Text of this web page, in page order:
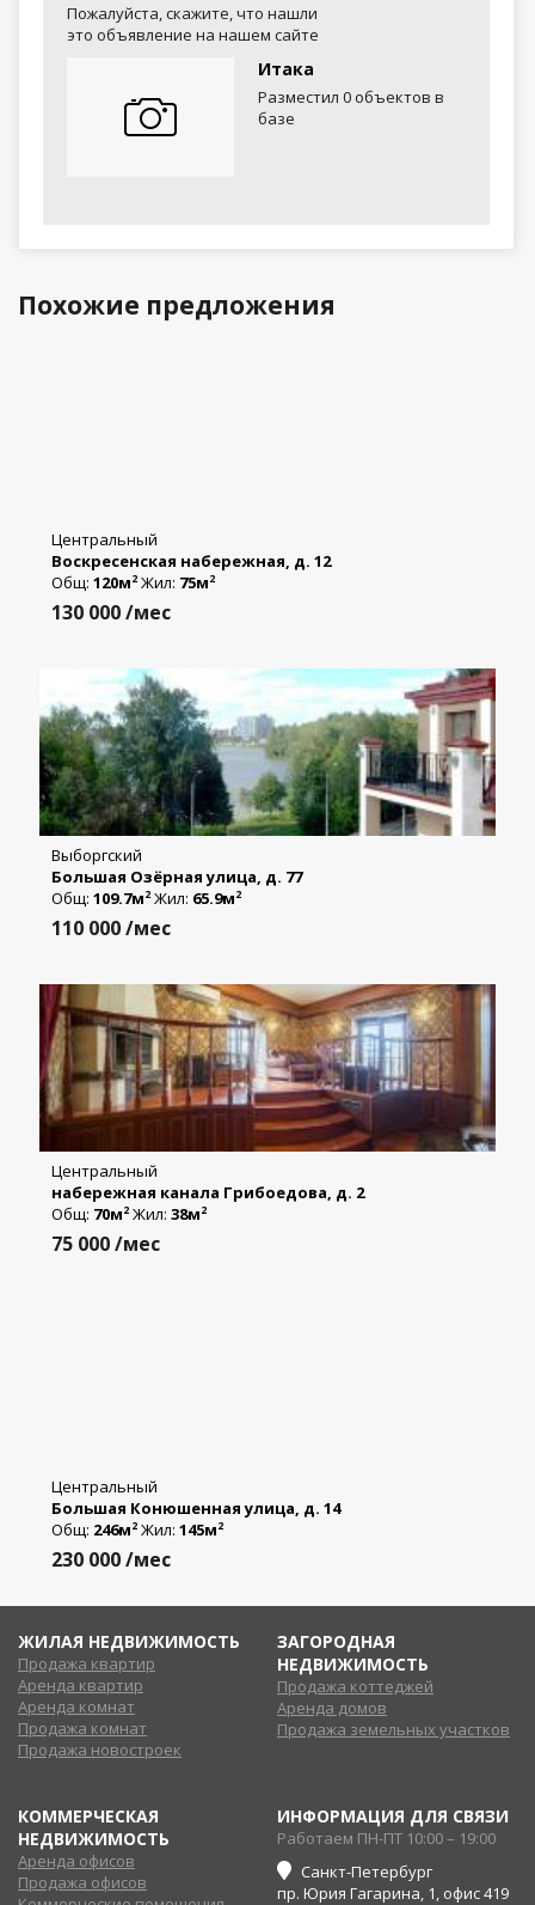
Пожалуйста, скажите, что нашли
это объявление на нашем сайте
Итака
Разместил 0 объектов в
базе
Похожие предложения
Центральный
Воскресенская набережная, д. 12
Общ: 120м2 Жил: 75м2
130 000/мес
Выборгский
Большая Озёрная улица, д. 77
Общ: 109.7м2 Жил: 65.9м2
110 000/мес
Центральный
набережная канала Грибоедова, д. 2
Общ: 70м2 Жил: 38м2
75 000/мес
Центральный
Большая Конюшенная улица, д. 14
Общ: 246м2 Жил: 145м2
230 000/мес
ЖИЛАЯ НЕДВИЖИМОСТЬ
Продажа квартир
Аренда квартир
Аренда комнат
Продажа комнат
Продажа новостроек
ЗАГОРОДНАЯ
НЕДВИЖИМОСТЬ
Продажа коттеджей
Аренда домов
Продажа земельных участков
КОММЕРЧЕСКАЯ
НЕДВИЖИМОСТЬ
Аренда офисов
Продажа офисов
ИНФОРМАЦИЯ ДЛЯ СВЯЗИ
Работаем ПН-ПТ 10:00 – 19:00
Санкт-Петербург
пр. Юрия Гагарина, 1, офис 419